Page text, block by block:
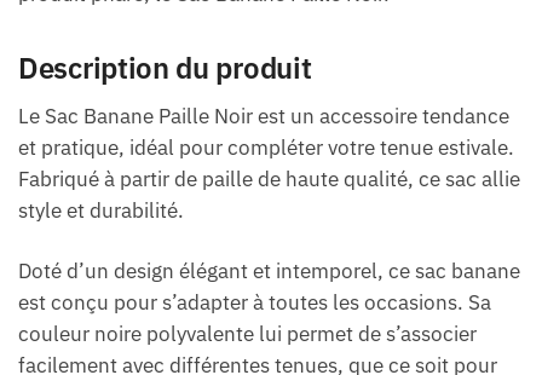
Description du produit
Le Sac Banane Paille Noir est un accessoire tendance
et pratique, idéal pour compléter votre tenue estivale.
Fabriqué à partir de paille de haute qualité, ce sac allie
style et durabilité.
Doté d’un design élégant et intemporel, ce sac banane
est conçu pour s’adapter à toutes les occasions. Sa
couleur noire polyvalente lui permet de s’associer
facilement avec différentes tenues, que ce soit pour